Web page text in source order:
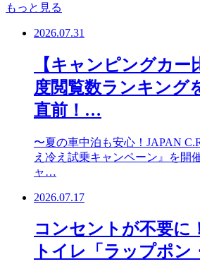
もっと見る
2026.07.31
【キャンピングカー
度閲覧数ランキング
直前！…
〜夏の車中泊も安心！JAPAN
え冷え試乗キャンペーン』を開
ャ…
2026.07.17
コンセントが不要に
トイレ「ラップポン